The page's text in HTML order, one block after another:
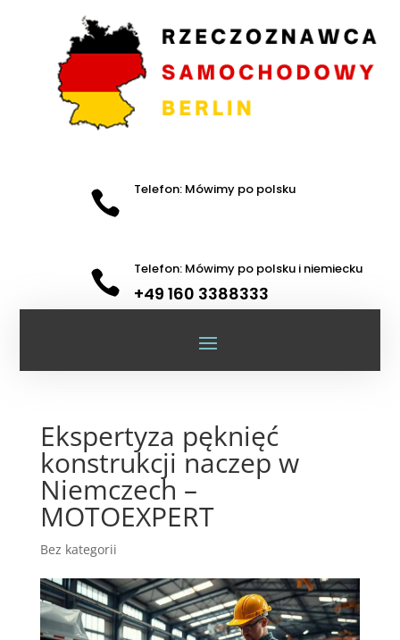
 Telefon: Mówimy po polsku
 Telefon: Mówimy po polsku i niemiecku
+49 160 3388333
Ekspertyza pęknięć
konstrukcji naczep w
Niemczech –
MOTOEXPERT
Bez kategorii